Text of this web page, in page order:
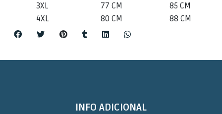
3XL
77 CM
85 CM
4XL
80 CM 88 CM
INFO ADICIONAL